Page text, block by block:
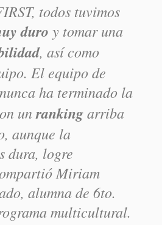
todos tuvimos
duro y tomar una
, así como
El equipo de
nunca ha terminado la
un rankingarriba
aunque la
dura, logre
Miriam
alumna de 6to.
multicultural.